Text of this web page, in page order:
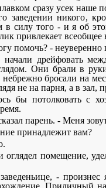
сразу усек наше
заведении никого,
в силу того - и я об
привлекает всеобщее
помочь? - неуверенно
дрейфовать
Они брали в
небрежно бросали на
не на парня, а в зал,
бы потолковать с
парень. - Меня
принадлежит вам?
оглядел помещение,
- произнес
Приличный